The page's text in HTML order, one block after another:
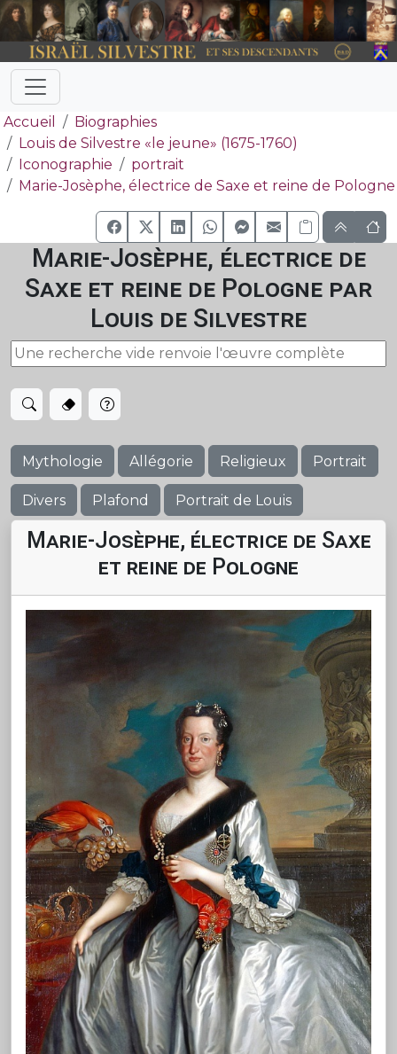
Accueil
Biographies
Louis de Silvestre «le jeune» (1675-1760)
Iconographie
portrait
Marie-Josèphe, électrice de Saxe et reine de Pologne
Marie-Josèphe, électrice de
Saxe et reine de Pologne par
Louis de Silvestre
Mythologie Allégorie Religieux Portrait
Divers Plafond Portrait de Louis
Marie-Josèphe, électrice de Saxe
et reine de Pologne